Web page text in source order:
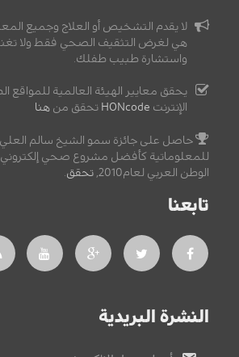
لا يقدم التشخيص أو العلاج وجميع
هي لغرض التثقيف الصحي فقط ولا
واستشارة طبيب طفلك.
يحقق معايير الهيئة العالمية للمواقع
الإنترنت HONcode تحقق من هنا
حاصل على جائزة سمو الشيخ سالم العلي
للمعلوماتية كأفضل مشروع صحي
الوطن العربي لعام2010,
تحقق.
تابعنا
النشرة البريدية